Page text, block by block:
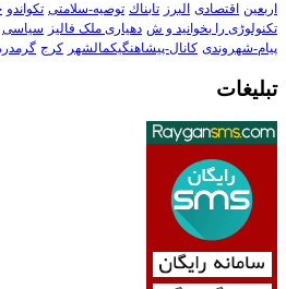
اربعین اقتصادی البرز تابناك توصیه-سلامتی تکواندو
تکنولوڑی را بخوانید و ش دهیاری ملک فالیز سیاسی
پیام-شهروندی کانال-پیشاهنگیکمالشهر کرج
تبلیغات